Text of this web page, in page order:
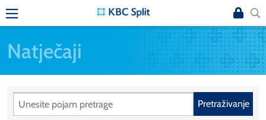
Natječaji
Pretraživanje